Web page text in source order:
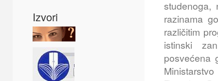
Izvori
razinama
različitim
istinski